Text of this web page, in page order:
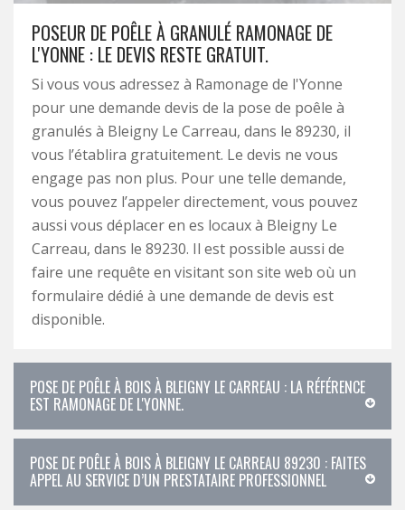
POSEUR DE POÊLE À GRANULÉ RAMONAGE DE
L'YONNE : LE DEVIS RESTE GRATUIT.
Si vous vous adressez à Ramonage de l'Yonne
pour une demande devis de la pose de poêle à
granulés à Bleigny Le Carreau, dans le 89230, il
vous l’établira gratuitement. Le devis ne vous
engage pas non plus. Pour une telle demande,
vous pouvez l’appeler directement, vous pouvez
aussi vous déplacer en es locaux à Bleigny Le
Carreau, dans le 89230. Il est possible aussi de
faire une requête en visitant son site web où un
formulaire dédié à une demande de devis est
disponible.
POSE DE POÊLE À BOIS À BLEIGNY LE CARREAU : LA RÉFÉRENCE
EST RAMONAGE DE L'YONNE.
POSE DE POÊLE À BOIS À BLEIGNY LE CARREAU 89230 : FAITES
APPEL AU SERVICE D’UN PRESTATAIRE PROFESSIONNEL